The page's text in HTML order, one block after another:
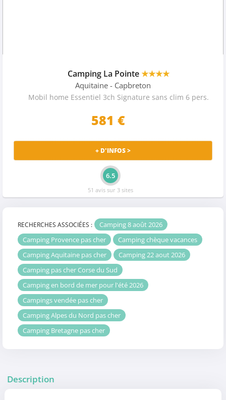
Camping La Pointe★★★★
Aquitaine - Capbreton
Mobil home Essentiel 3ch Signature sans clim 6 pers.
581 €
+ D'INFOS >
6.5
51 avis sur 3 sites
RECHERCHES ASSOCIÉES :
Camping 8 août 2026
Camping Provence pas cher
Camping chèque vacances
Camping Aquitaine pas cher
Camping 22 aout 2026
Camping pas cher Corse du Sud
Camping en bord de mer pour l'été 2026
Campings vendée pas cher
Camping Alpes du Nord pas cher
Camping Bretagne pas cher
Description